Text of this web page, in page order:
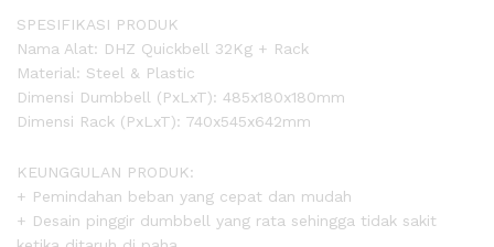
SPESIFIKASI PRODUK
Nama Alat: DHZ Quickbell 32Kg + Rack
Material: Steel & Plastic
Dimensi Dumbbell (PxLxT): 485x180x180mm
Dimensi Rack (PxLxT): 740x545x642mm
KEUNGGULAN PRODUK:
+ Pemindahan beban yang cepat dan mudah
+ Desain pinggir dumbbell yang rata sehingga tidak sakit